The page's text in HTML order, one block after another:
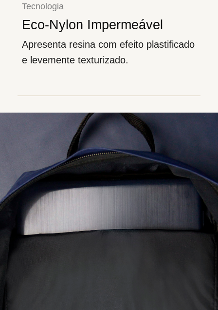
Tecnologia
Eco-Nylon Impermeável
Apresenta resina com efeito plastificado
e levemente texturizado.